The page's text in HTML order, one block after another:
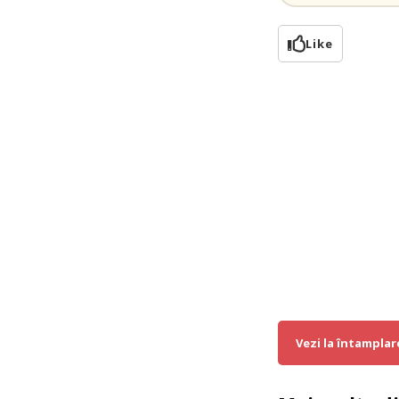
Like
Vezi la